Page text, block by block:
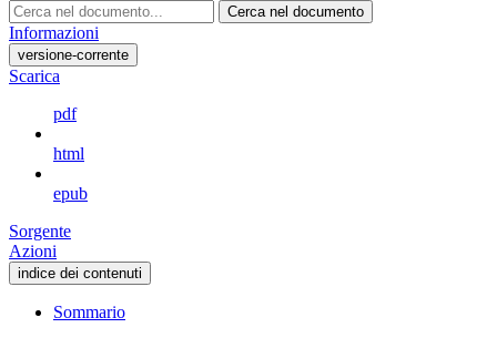
Cerca nel documento
Informazioni
versione-corrente
Scarica
pdf
html
epub
Sorgente
Azioni
indice dei contenuti
Sommario